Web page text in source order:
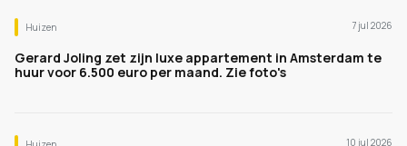
Huizen 7 jul 2026
Gerard Joling zet zijn luxe appartement in Amsterdam te
huur voor 6.500 euro per maand. Zie foto's
10 jul 2026